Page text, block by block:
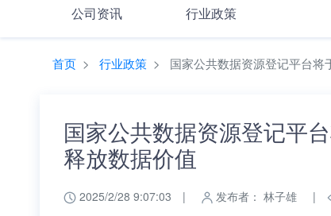
公司资讯 行业政策
首页 行业政策 国家公共数据资源登记平台
国家公共数据资源登记平
释放数据价值
2025/2/28 9:07:03 | 发布者： 林子雄 |